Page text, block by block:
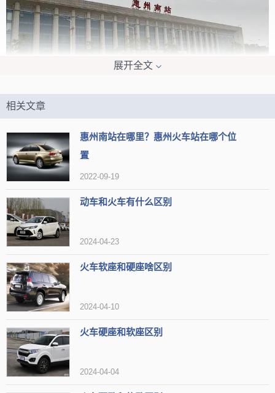
惠州站是属于客货二等车站，其候车室的总面积是3455.6平方
城际铁路交汇的枢纽站点，也是贵州境内已建的最大综合性交通枢纽
工程。到2021年12月份，惠州北站的整体建筑面积已经有5万平方
米，其站场的规模是7台16线。
展开全文
相关文章
惠州南站在哪里？惠州火车站在哪个位
置
2022-09-19
动车和火车有什么区别
2024-04-23
火车软座和硬座啥区别
2024-04-10
火车硬座和软座区别
2024-04-04